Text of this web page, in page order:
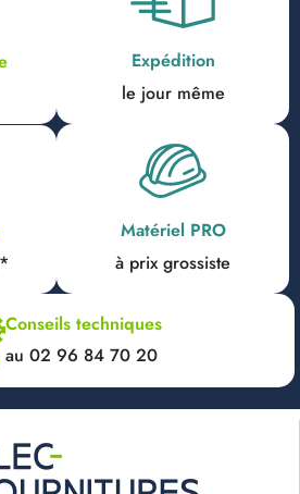
Expédition
le jour même
Matériel PRO
à prix grossiste
Conseils techniques
au 02 96 84 70 20